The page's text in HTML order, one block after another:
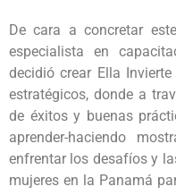
De cara a concretar
especialista en
decidió crear Ella
estratégicos, donde a
de éxitos y buenas
aprender-haciendo
enfrentar los desafíos y
mujeres en la Panamá